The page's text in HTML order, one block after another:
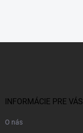
INFORMÁCIE PRE VÁS
O nás